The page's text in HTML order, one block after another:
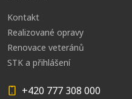
Kontakt
Realizované opravy
Renovace veteránů
STK a přihlášení
+420 777 308 000